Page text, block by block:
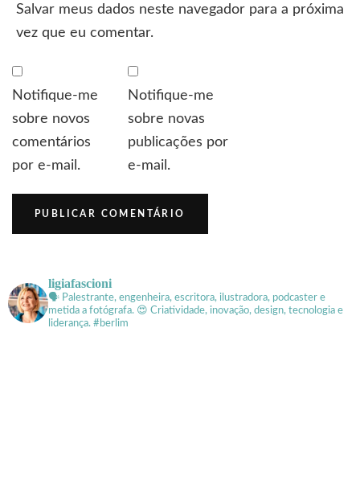
Salvar meus dados neste navegador para a próxima
vez que eu comentar.
Notifique-me
sobre novos
comentários
por e-mail.
Notifique-me
sobre novas
publicações por
e-mail.
ligiafascioni
🗣 Palestrante, engenheira, escritora, ilustradora, podcaster e
metida a fotógrafa. 😍 Criatividade, inovação, design, tecnologia e
liderança. #berlim